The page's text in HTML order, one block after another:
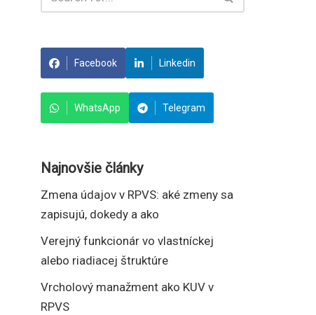
Facebook Linkedin
WhatsApp Telegram
Najnovšie články
Zmena údajov v RPVS: aké zmeny sa
zapisujú, dokedy a ako
Verejný funkcionár vo vlastníckej
alebo riadiacej štruktúre
Vrcholový manažment ako KUV v
RPVS